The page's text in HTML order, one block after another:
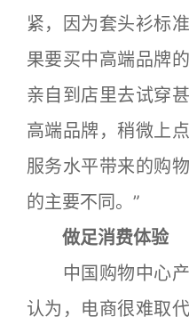
紧，因为套头衫标
果要买中高端品牌
亲自到店里去试穿
高端品牌，稍微上
服务水平带来的购
的主要不同。”
做足消费体验
中国购物中心产
认为，电商很难取